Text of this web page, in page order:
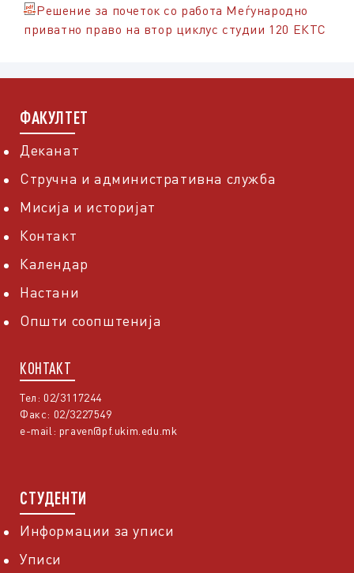
Решение за почеток со работа Меѓународно
приватно право на втор циклус студии 120 ЕКТС
ФАКУЛТЕТ
Деканат
Стручна и административна служба
Мисија и историјат
Контакт
Календар
Настани
Општи соопштенија
КОНТАКТ
Тел: 02/3117244
Факс: 02/3227549
e-mail: praven@pf.ukim.edu.mk
СТУДЕНТИ
Информации за уписи
Уписи